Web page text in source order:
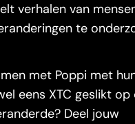
verhalen van
te
met Poppi met
eens XTC geslikt op
Deel jouw